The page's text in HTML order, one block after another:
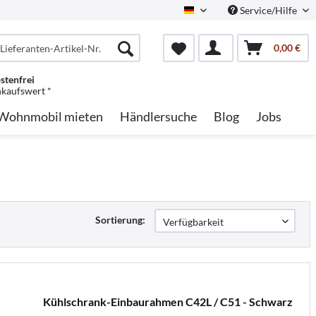
German Service/Hilfe
0,00 €
*
mieten Händlersuche Blog Jobs
Sortierung:
Kühlschrank-Einbaurahmen C42L / C51 - Schwarz